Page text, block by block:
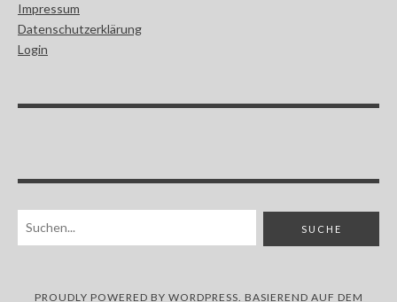
Impressum
Datenschutzerklärung
Login
PROUDLY POWERED BY WORDPRESS. BASIEREND AUF DEM